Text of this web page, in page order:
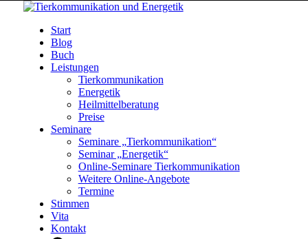
Start
Blog
Buch
Leistungen
Tierkommunikation
Energetik
Heilmittelberatung
Preise
Seminare
Seminare „Tierkommunikation“
Seminar „Energetik“
Online-Seminare Tierkommunikation
Weitere Online-Angebote
Termine
Stimmen
Vita
Kontakt